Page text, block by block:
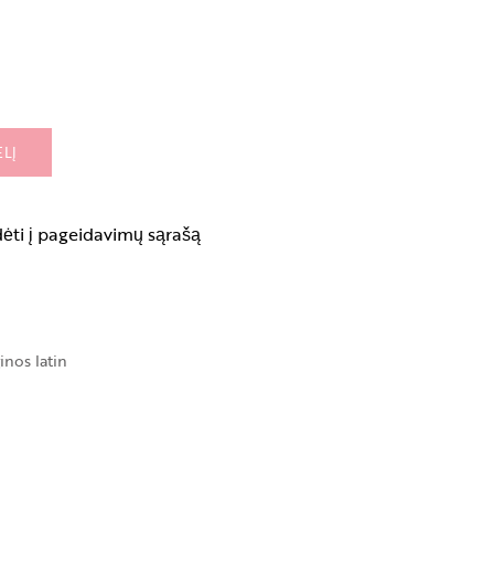
į pageidavimų sąrašą
latin